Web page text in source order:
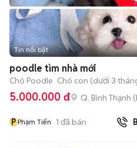
Tin nổi bật
poodle tìm nhà mới
Chó Poodle Chó con (dưới 3
5.000.000 đ Q. Bình Thạnh (
P Phạm Tiến 1 đã bán